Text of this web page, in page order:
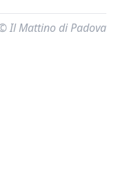
Il Mattino di Padova